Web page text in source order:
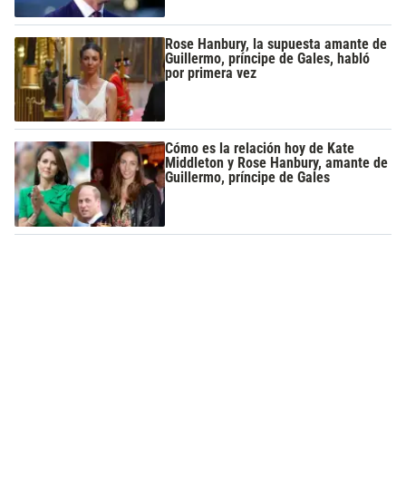
Rose Hanbury, la supuesta amante de
Guillermo, príncipe de Gales, habló
por primera vez
Cómo es la relación hoy de Kate
Middleton y Rose Hanbury, amante de
Guillermo, príncipe de Gales